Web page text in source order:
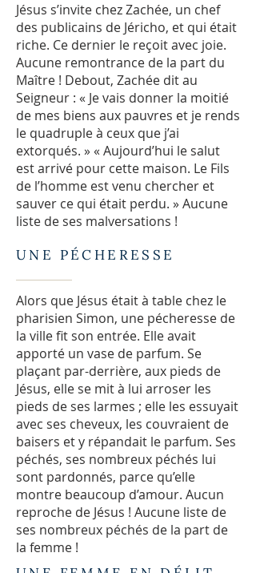
Jésus s’invite chez Zachée, un chef
des publicains de Jéricho, et qui était
riche. Ce dernier le reçoit avec joie.
Aucune remontrance de la part du
Maître ! Debout, Zachée dit au
Seigneur : « Je vais donner la moitié
de mes biens aux pauvres et je rends
le quadruple à ceux que j’ai
extorqués. » « Aujourd’hui le salut
est arrivé pour cette maison. Le Fils
de l’homme est venu chercher et
sauver ce qui était perdu. » Aucune
liste de ses malversations !
UNE PÉCHERESSE
Alors que Jésus était à table chez le
pharisien Simon, une pécheresse de
la ville fit son entrée. Elle avait
apporté un vase de parfum. Se
plaçant par-derrière, aux pieds de
Jésus, elle se mit à lui arroser les
pieds de ses larmes ; elle les essuyait
avec ses cheveux, les couvraient de
baisers et y répandait le parfum. Ses
péchés, ses nombreux péchés lui
sont pardonnés, parce qu’elle
montre beaucoup d’amour. Aucun
reproche de Jésus ! Aucune liste de
ses nombreux péchés de la part de
la femme !